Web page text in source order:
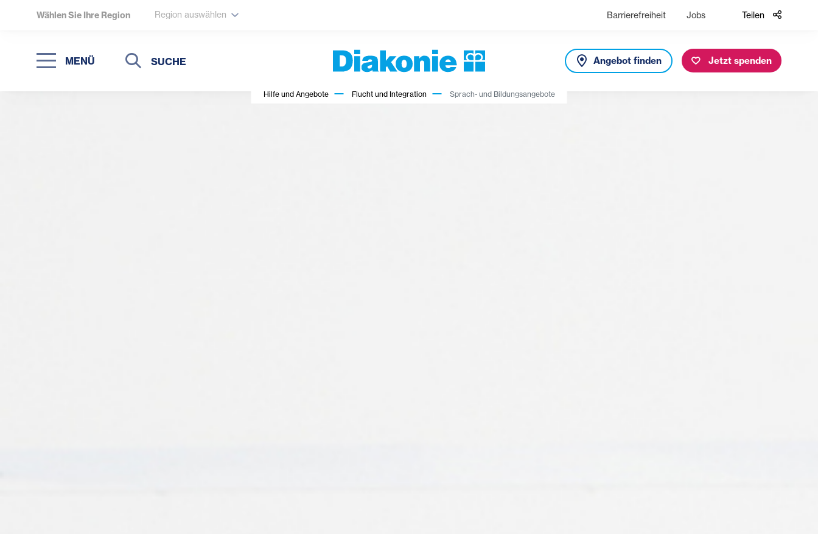
Wählen Sie Ihre Region Region auswählen Barrierefreiheit Jobs Teilen
MENÜ
Suche
Suche
Angebot finden Jetzt spenden
Hilfe und Angebote Flucht und Integration Sprach- und Bildungsangebote